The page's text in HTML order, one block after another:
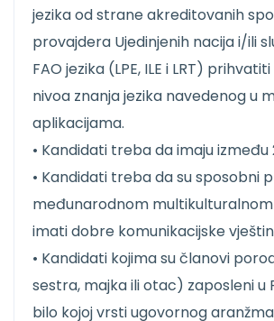
jezika od strane akreditovanih
provajdera Ujedinjenih nacija i/ili
FAO jezika (LPE, ILE i LRT)
nivoa znanja jezika navedenog u
aplikacijama.
• Kandidati treba da imaju između
• Kandidati treba da su sposobni
međunarodnom multikulturalnom
imati dobre komunikacijske
• Kandidati kojima su članovi
sestra, majka ili otac) zaposleni u
bilo kojoj vrsti ugovornog